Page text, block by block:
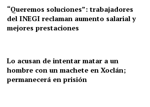
“Queremos soluciones”: trabajadores
del INEGI reclaman aumento salarial y
mejores prestaciones
Lo acusan de intentar matar a un
hombre con un machete en Xoclán;
permanecerá en prisión